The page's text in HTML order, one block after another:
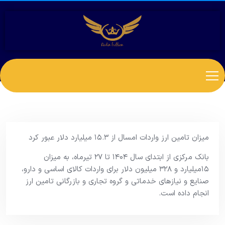
میزان تامین ارز واردات امسال از ۱۵.۳ میلیارد دلار عبور کرد
بانک مرکزی از ابتدای سال ۱۴۰۴ تا ۲۷ تیرماه، به میزان
۱۵میلیارد و ۳۲۸ میلیون دلار برای واردات کالای اساسی و دارو،
صنایع و نیازهای خدماتی و گروه تجاری و بازرگانی تامین ارز
انجام داده است.